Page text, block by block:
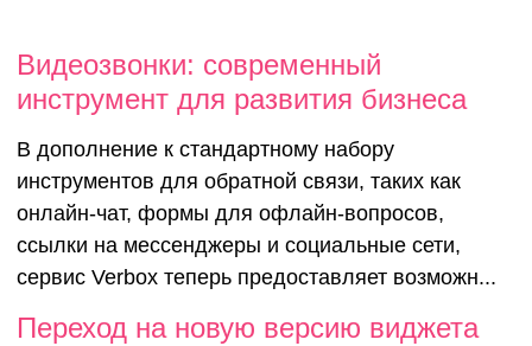
Видеозвонки: современный
инструмент для развития бизнеса
В дополнение к стандартному набору
инструментов для обратной связи, таких как
онлайн-чат, формы для офлайн-вопросов,
ссылки на мессенджеры и социальные сети,
сервис Verbox теперь предоставляет возможн...
Переход на новую версию виджета